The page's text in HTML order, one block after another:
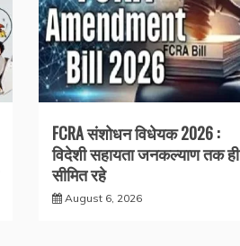
FCRA संशोधन विधेयक 2026 :
विदेशी सहायता जनकल्याण तक ही
सीमित रहे
August 6, 2026